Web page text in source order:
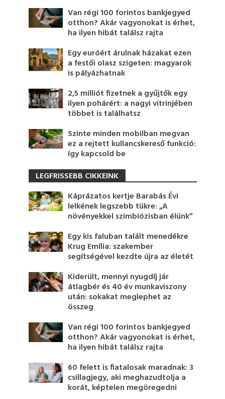
Van régi 100 forintos bankjegyed
otthon? Akár vagyonokat is érhet,
ha ilyen hibát találsz rajta
Egy euróért árulnak házakat ezen
a festői olasz szigeten: magyarok
is pályázhatnak
2,5 milliót fizetnek a gyűjtők egy
ilyen pohárért: a nagyi vitrinjében
többet is találhatsz
Szinte minden mobilban megvan
ez a rejtett kullancskereső funkció:
így kapcsold be
LEGFRISSEBB CIKKEINK
Káprázatos kertje Barabás Évi
lelkének legszebb tükre: „A
növényekkel szimbiózisban élünk”
Egy kis faluban talált menedékre
Krug Emília: szakember
segítségével kezdte újra az életét
Kiderült, mennyi nyugdíj jár
átlagbér és 40 év munkaviszony
után: sokakat meglephet az
összeg
Van régi 100 forintos bankjegyed
otthon? Akár vagyonokat is érhet,
ha ilyen hibát találsz rajta
60 felett is fiatalosak maradnak: 3
csillagjegy, aki meghazudtolja a
korát, képtelen megöregedni